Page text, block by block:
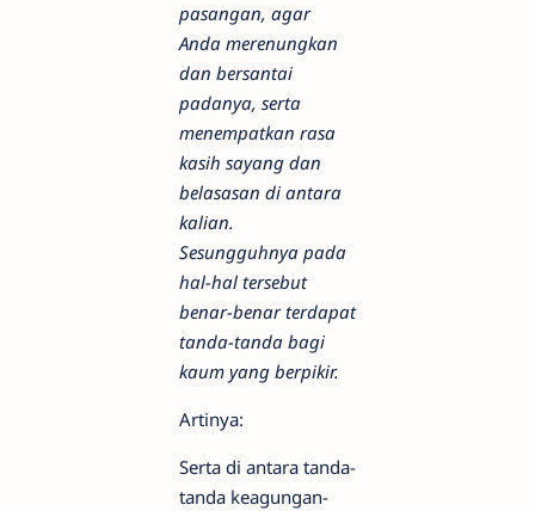
pasangan, agar
Anda merenungkan
dan bersantai
padanya, serta
menempatkan rasa
kasih sayang dan
belasasan di antara
kalian.
Sesungguhnya pada
hal-hal tersebut
benar-benar terdapat
tanda-tanda bagi
kaum yang berpikir.
Artinya:
Serta di antara tanda-
tanda keagungan-